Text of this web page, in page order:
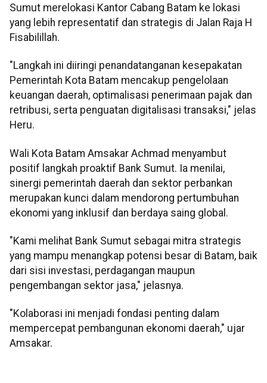
Sumut merelokasi Kantor Cabang Batam ke lokasi
yang lebih representatif dan strategis di Jalan Raja H
Fisabilillah.
"Langkah ini diiringi penandatanganan kesepakatan
Pemerintah Kota Batam mencakup pengelolaan
keuangan daerah, optimalisasi penerimaan pajak dan
retribusi, serta penguatan digitalisasi transaksi," jelas
Heru.
Wali Kota Batam Amsakar Achmad menyambut
positif langkah proaktif Bank Sumut. Ia menilai,
sinergi pemerintah daerah dan sektor perbankan
merupakan kunci dalam mendorong pertumbuhan
ekonomi yang inklusif dan berdaya saing global.
"Kami melihat Bank Sumut sebagai mitra strategis
yang mampu menangkap potensi besar di Batam, baik
dari sisi investasi, perdagangan maupun
pengembangan sektor jasa," jelasnya.
"Kolaborasi ini menjadi fondasi penting dalam
mempercepat pembangunan ekonomi daerah," ujar
Amsakar.